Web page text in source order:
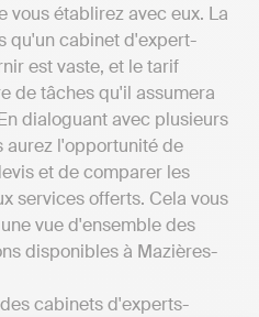
vous établirez avec eux. La
qu'un cabinet d'expert-
est vaste, et le tarif
de tâches qu'il assumera
dialoguant avec plusieurs
aurez l'opportunité de
et de comparer les
services offerts. Cela vous
vue d'ensemble des
disponibles à Mazières-
cabinets d'experts-